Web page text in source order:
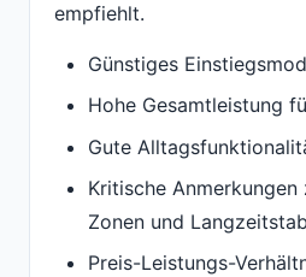
empfiehlt.
Günstiges
Hohe Gesamtleistung
Gute
Kritische
Zonen und
Preis-Leistungs-